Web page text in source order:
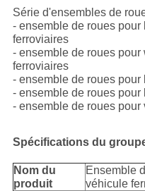
Série d'ensembles de
- ensemble de roues
ferroviaires
- ensemble de roues
ferroviaires
- ensemble de roues pour
- ensemble de roues pour
- ensemble de roues
Spécifications du
Nom du
produit
Ensemble
véhicule